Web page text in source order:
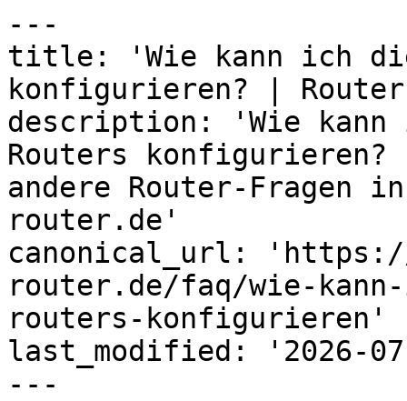
---
title: 'Wie kann ich
konfigurieren? |
description: 'Wie
Routers
andere Router-Fragen
router.de'
canonical_url: 'https://
router.de/faq/wie-
routers-konfigurieren'
last_modified: '2026-
---